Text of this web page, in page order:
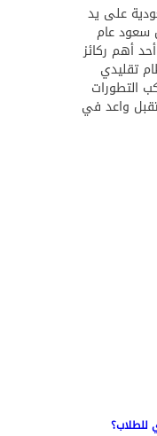
على يد
سعود عام
أحد أهم ركائز
تقليدي
التطورات
واعد في
للطلاب؟